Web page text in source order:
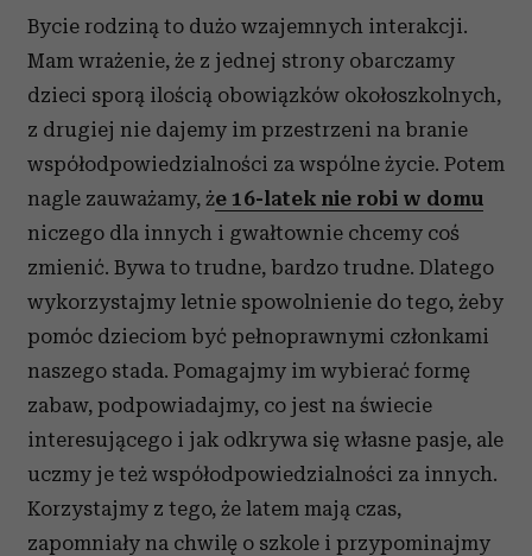
Bycie rodziną to dużo wzajemnych interakcji.
Mam wrażenie, że z jednej strony obarczamy
dzieci sporą ilością obowiązków okołoszkolnych,
z drugiej nie dajemy im przestrzeni na branie
współodpowiedzialności za wspólne życie. Potem
nagle zauważamy, że 16-latek nie robi w domu
niczego dla innych i gwałtownie chcemy coś
zmienić. Bywa to trudne, bardzo trudne. Dlatego
wykorzystajmy letnie spowolnienie do tego, żeby
pomóc dzieciom być pełnoprawnymi członkami
naszego stada. Pomagajmy im wybierać formę
zabaw, podpowiadajmy, co jest na świecie
interesującego i jak odkrywa się własne pasje, ale
uczmy je też współodpowiedzialności za innych.
Korzystajmy z tego, że latem mają czas,
zapomniały na chwilę o szkole i przypominajmy